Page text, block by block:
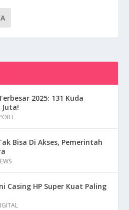
2025: 131 Kuda
Juta!
Bisa Di Akses, Pemerintah
Casing HP Super Kuat Paling